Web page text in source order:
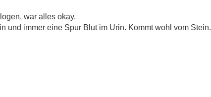
war alles okay.
und immer eine Spur Blut im Urin. Kommt wohl vom Stein.